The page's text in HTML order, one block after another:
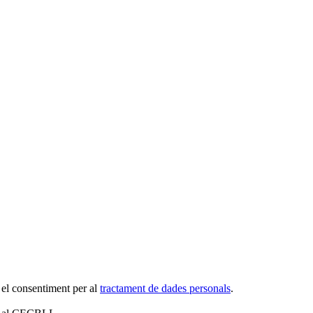
consentiment per al tractament de dades personals.